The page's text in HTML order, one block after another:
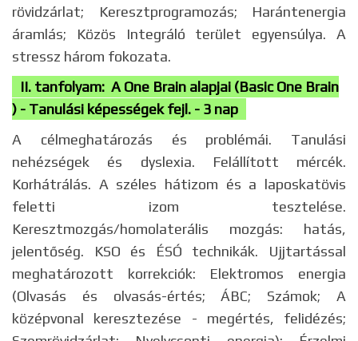
rövidzárlat; Keresztprogramozás; Harántenergia
áramlás; Közös Integráló terület egyensúlya. A
stressz három fokozata.
II. tanfolyam: A One Brain alapjai (Basic One Brain
) - Tanulási képességek fejl. - 3 nap
A célmeghatározás és problémái. Tanulási
nehézségek és dyslexia. Felállított mércék.
Korhátrálás. A széles hátizom és a laposkatövis
feletti izom tesztelése.
Keresztmozgás/homolaterális mozgás: hatás,
jelentőség. KSO és ÉSÓ technikák. Ujjtartással
meghatározott korrekciók: Elektromos energia
(Olvasás és olvasás-értés; ÁBC; Számok; A
középvonal keresztezése - megértés, felidézés;